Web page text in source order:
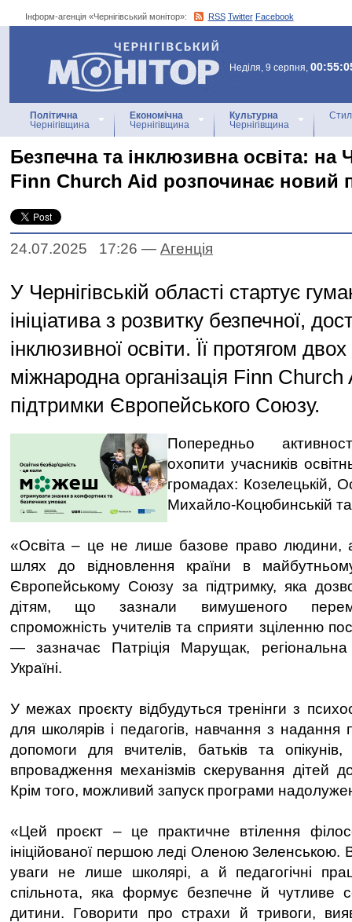
Інформ-агенція «Чернігівський монітор»: RSS Twitter Facebook
Інформ-агенція
«Чернігівський монітор»
Неділя, 9 серпня,
Політична
Чернігівщина
Економічна
Чернігівщина
Культурна
Чернігівщина
Безпечна та інклюзивна освіта: на
Finn Church Aid розпочинає новий
24.07.2025 17:26 — Агенцiя
У Чернігівській області стартує
ініціатива з розвитку безпечної,
інклюзивної освіти. Її протягом двох
міжнародна організація Finn
підтримки Європейського Союзу.
Попередньо
охопити учасників
громадах: Козелецькій,
Михайло-Коцюбинській
«Освіта – це не лише базове право людини,
шлях до відновлення країни в
Європейському Союзу за підтримку, яка
дітям, що зазнали вимушеного
спроможність учителів та сприяти зціленню
— зазначає Патріція Марущак,
Україні.
У межах проєкту відбудуться тренінги з
для школярів і педагогів, навчання з надання
допомоги для вчителів, батьків та
впровадження механізмів скерування дітей
Крім того, можливий запуск програми
«Цей проєкт – це практичне втілення
ініційованої першою леді Оленою Зеленською.
уваги не лише школярі, а й педагогічні
спільнота, яка формує безпечне й чутливе
дитини. Говорити про страхи й тривоги,